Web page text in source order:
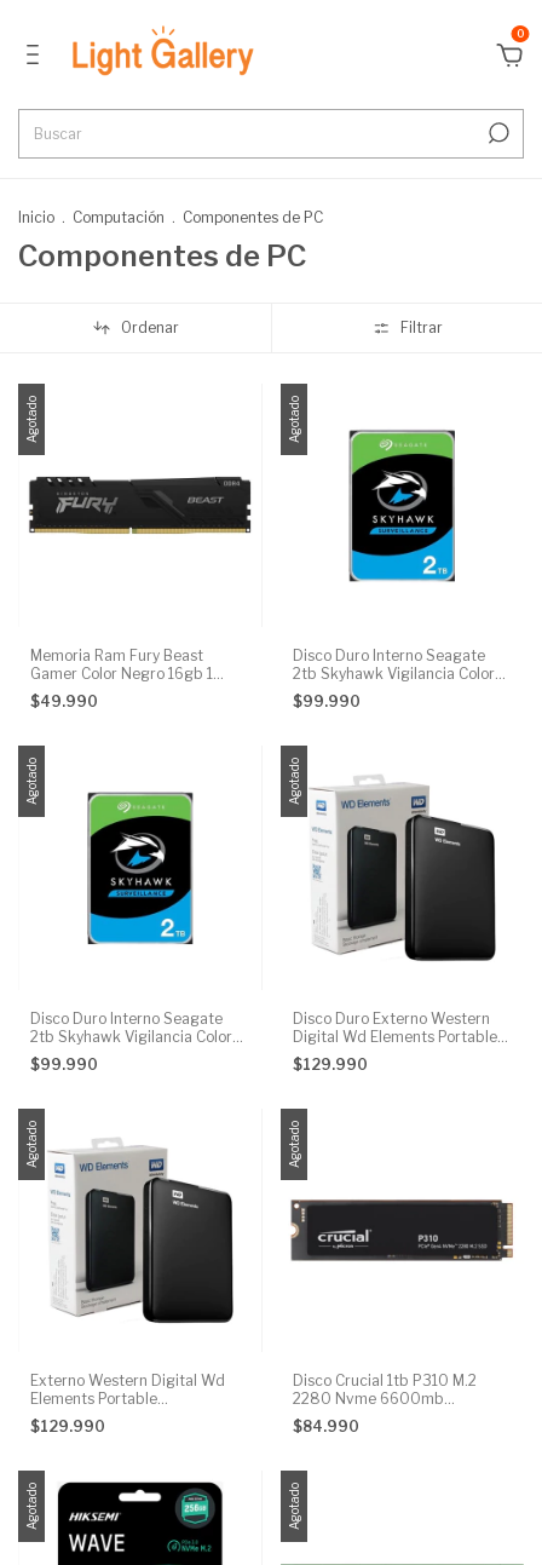
0
Inicio . Computación . Componentes de PC
Componentes de PC
Ordenar Filtrar
Agotado
Memoria Ram Fury Beast
Gamer Color Negro 16gb 1
Kingston Kf432c16bb/16
$49.990
Agotado
Disco Duro Interno Seagate
2tb Skyhawk Vigilancia Color
Plateado
$99.990
Agotado
Disco Duro Interno Seagate
2tb Skyhawk Vigilancia Color
Plat
$99.990
Agotado
Disco Duro Externo Western
Digital Wd Elements Portable
2tb
$129.990
Agotado
Externo Western Digital Wd
Elements Portable
Wdbu6y0020bbk 2tb Negro
$129.990
Agotado
Disco Crucial 1tb P310 M.2
2280 Nvme 6600mb
Ct1000p310ssd8
$84.990
Agotado Agotado